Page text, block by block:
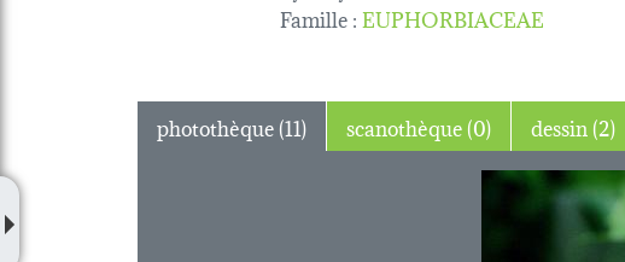
Famille:EUPHORBIACEAE
photothèque (11) scanothèque (0) dessin (2)